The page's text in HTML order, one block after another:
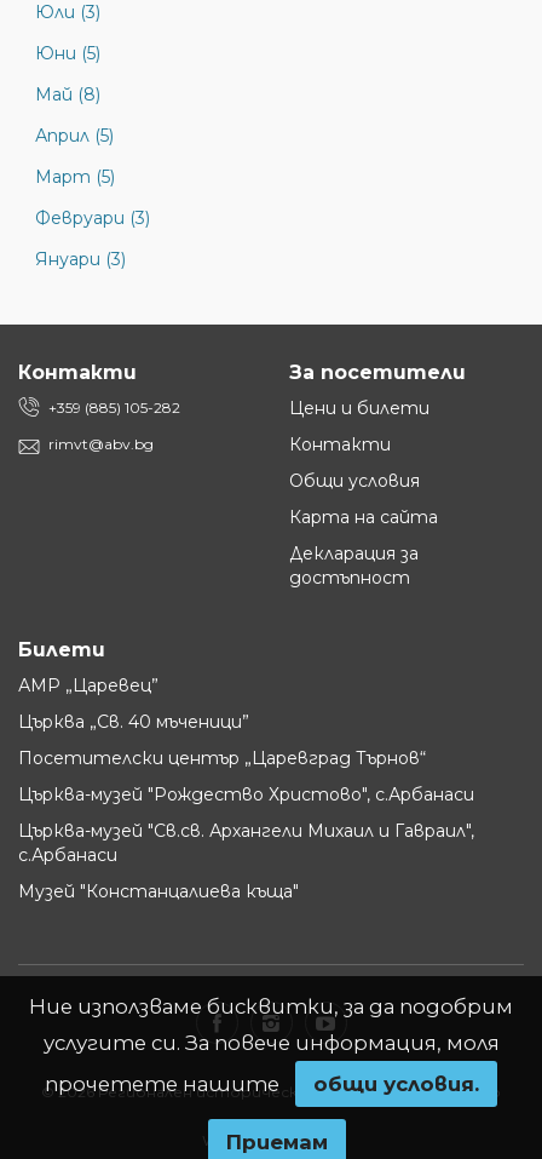
Юли (3)
Юни (5)
Май (8)
Април (5)
Март (5)
Февруари (3)
Януари (3)
Контакти
+359 (885) 105-282
rimvt@abv.bg
За посетители
Цени и билети
Контакти
Общи условия
Карта на сайта
Декларация за
достъпност
Билети
АМР „Царевец”
Църква „Св. 40 мъченици”
Посетителски център „Царевград Търнов“
Църква-музей "Рождество Христово", с.Арбанаси
Църква-музей "Св.св. Архангели Михаил и Гавраил",
с.Арбанаси
Музей "Констанцалиева къща"
© 2026 Регионален исторически музей - Велико Търново
Website byWebInfit
Ние използваме бисквитки, за да подобрим
услугите си. За повече информация, моля
прочетете нашите
oбщи условия.
Приемам